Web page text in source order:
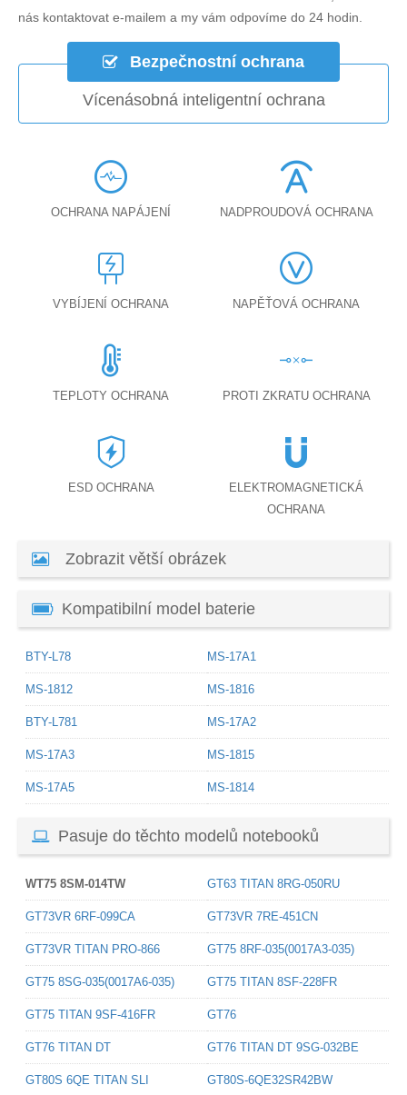
nás kontaktovat e-mailem a my vám odpovíme do 24 hodin.
Bezpečnostní ochrana
Vícenásobná inteligentní ochrana
OCHRANA NAPÁJENÍ NADPROUDOVÁ OCHRANA
VYBÍJENÍ OCHRANA NAPĚŤOVÁ OCHRANA
TEPLOTY OCHRANA PROTI ZKRATU OCHRANA
ESD OCHRANA
ELEKTROMAGNETICKÁ
OCHRANA
Zobrazit větší obrázek
Kompatibilní model baterie
BTY-L78 MS-17A1
MS-1812 MS-1816
BTY-L781 MS-17A2
MS-17A3 MS-1815
MS-17A5 MS-1814
Pasuje do těchto modelů notebooků
WT75 8SM-014TW GT63 TITAN 8RG-050RU
GT73VR 6RF-099CA GT73VR 7RE-451CN
GT73VR TITAN PRO-866 GT75 8RF-035(0017A3-035)
GT75 8SG-035(0017A6-035) GT75 TITAN 8SF-228FR
GT75 TITAN 9SF-416FR GT76
GT76 TITAN DT GT76 TITAN DT 9SG-032BE
GT80S 6QE TITAN SLI GT80S-6QE32SR42BW